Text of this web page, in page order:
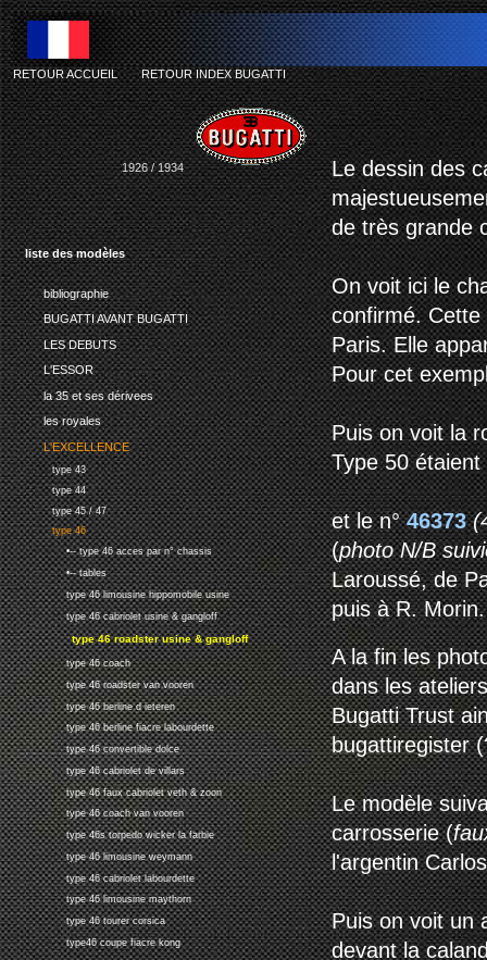
liste des modèles
bibliographie
BUGATTI AVANT BUGATTI
LES DEBUTS
L'ESSOR
la 35 et ses dérivees
les royales
L'EXCELLENCE
type 43
type 44
type 45 / 47
type 46
•-- type 46 acces par n° chassis
•-- tables
type 46 limousine hippomobile usine
type 46 cabriolet usine & gangloff
type 46 roadster usine & gangloff
type 46 coach
type 46 roadster van vooren
type 46 berline d ieteren
type 46 berline fiacre labourdette
type 46 convertible dolce
type 46 cabriolet de villars
type 46 faux cabriolet veth & zoon
type 46 coach van vooren
type 46s torpedo wicker la farbie
type 46 limousine weymann
type 46 cabriolet labourdette
type 46 limousine maythorn
type 46 tourer corsica
type46 coupe fiacre kong
RETOUR ACCUEIL-RETOUR INDEX BUGATTI
1926 / 1934
Le dessin des
de très grande
On voit ici le
confirmé.
Paris. Elle
Pour cet
Puis on voit la
Type 50
et le n°46373
(photo N/B
Laroussé, de
puis à R. Morin.
A la fin les
dans les
Bugatti Trust
bugattiregister
Le modèle
carrosserie (
l'argentin
Puis on voit un
devant la